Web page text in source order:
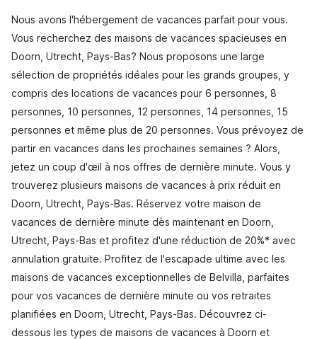
Nous avons l'hébergement de vacances parfait pour vous.
Vous recherchez des maisons de vacances spacieuses en
Doorn, Utrecht, Pays-Bas? Nous proposons une large
sélection de propriétés idéales pour les grands groupes, y
compris des locations de vacances pour 6 personnes, 8
personnes, 10 personnes, 12 personnes, 14 personnes, 15
personnes et même plus de 20 personnes. Vous prévoyez de
partir en vacances dans les prochaines semaines ? Alors,
jetez un coup d'œil à nos offres de dernière minute. Vous y
trouverez plusieurs maisons de vacances à prix réduit en
Doorn, Utrecht, Pays-Bas. Réservez votre maison de
vacances de dernière minute dès maintenant en Doorn,
Utrecht, Pays-Bas et profitez d'une réduction de 20%* avec
annulation gratuite. Profitez de l'escapade ultime avec les
maisons de vacances exceptionnelles de Belvilla, parfaites
pour vos vacances de dernière minute ou vos retraites
planifiées en Doorn, Utrecht, Pays-Bas. Découvrez ci-
dessous les types de maisons de vacances à Doorn et